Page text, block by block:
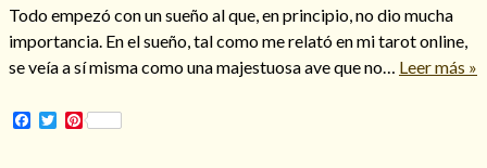
Todo empezó con un sueño al que, en principio, no dio mucha
importancia. En el sueño, tal como me relató en mi tarot online,
se veía a sí misma como una majestuosa ave que no… Leer más »
Facebook
Twitter
Pinterest